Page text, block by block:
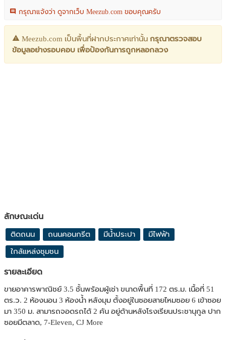
กรุณาแจ้งว่า ดูจากเว็บ Meezub.com ขอบคุณครับ
Meezub.com เป็นพื้นที่ฝากประกาศเท่านั้น กรุณาตรวจสอบ
ข้อมูลอย่างรอบคอบ เพื่อป้องกันการถูกหลอกลวง
ลักษณะเด่น
ติดถนน ถนนคอนกรีต มีน้ำประปา มีไฟฟ้า
ใกล้แหล่งชุมชน
รายละเอียด
ขายอาคารพาณิชย์ 3.5 ชั้นพร้อมผู้เช่า ขนาดพื้นที่ 172 ตร.ม. เนื้อที่ 51
ตร.ว. 2 ห้องนอน 3 ห้องน้ำ หลังมุม ตั้งอยู่ในซอยสายไหมซอย 6 เข้าซอย
มา 350 ม. สามารถจอดรถได้ 2 คัน อยู่ด้านหลังโรงเรียนประชานุกูล ปาก
ซอยมีตลาด, 7-Eleven, CJ More